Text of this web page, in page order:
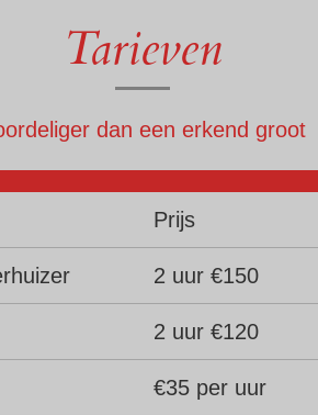
Tarieven
dan een erkend groot
Prijs
2 uur €150
2 uur €120
€35 per uur